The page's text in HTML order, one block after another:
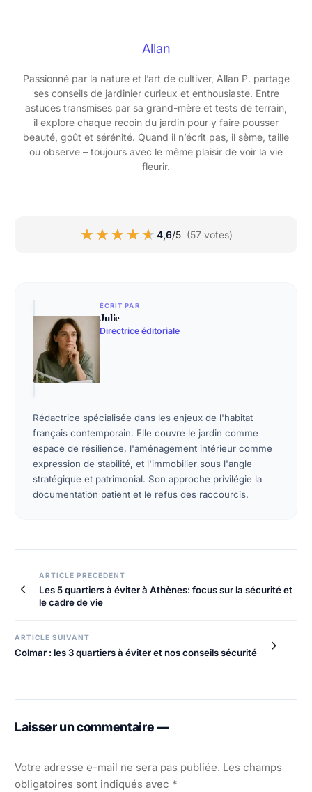
Allan
Passionné par la nature et l’art de cultiver, Allan P. partage
ses conseils de jardinier curieux et enthousiaste. Entre
astuces transmises par sa grand-mère et tests de terrain,
il explore chaque recoin du jardin pour y faire pousser
beauté, goût et sérénité. Quand il n’écrit pas, il sème, taille
ou observe – toujours avec le même plaisir de voir la vie
fleurir.
★★★★★
★★★★★ 4,6/5 (57 votes)
ÉCRIT PAR
Julie
Directrice éditoriale
Rédactrice spécialisée dans les enjeux de l'habitat
français contemporain. Elle couvre le jardin comme
espace de résilience, l'aménagement intérieur comme
expression de stabilité, et l'immobilier sous l'angle
stratégique et patrimonial. Son approche privilégie la
documentation patient et le refus des raccourcis.
ARTICLE PRECEDENT
Les 5 quartiers à éviter à Athènes: focus sur la sécurité et
le cadre de vie
ARTICLE SUIVANT
Colmar : les 3 quartiers à éviter et nos conseils sécurité
Laisser un commentaire —
Votre adresse e-mail ne sera pas publiée. Les champs
obligatoires sont indiqués avec *